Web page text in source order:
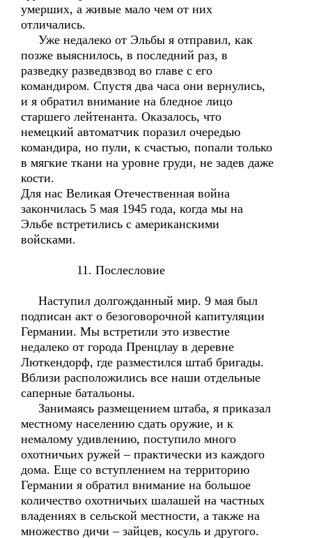
умерших, а живые мало чем от них
отличались.
Уже недалеко от Эльбы я отправил, как
позже выяснилось, в последний раз, в
разведку разведвзвод во главе с его
командиром. Спустя два часа они вернулись,
и я обратил внимание на бледное лицо
старшего лейтенанта. Оказалось, что
немецкий автоматчик поразил очередью
командира, но пули, к счастью, попали только
в мягкие ткани на уровне груди, не задев даже
кости.
Для нас Великая Отечественная война
закончилась 5 мая 1945 года, когда мы на
Эльбе встретились с американскими
войсками.
11. Послесловие
Наступил долгожданный мир. 9 мая был
подписан акт о безоговорочной капитуляции
Германии. Мы встретили это известие
недалеко от города Пренцлау в деревне
Люткендорф, где разместился штаб бригады.
Вблизи расположились все наши отдельные
саперные батальоны.
Занимаясь размещением штаба, я приказал
местному населению сдать оружие, и к
немалому удивлению, поступило много
охотничьих ружей – практически из каждого
дома. Еще со вступлением на территорию
Германии я обратил внимание на большое
количество охотничьих шалашей на частных
владениях в сельской местности, а также на
множество дичи – зайцев, косуль и другого.